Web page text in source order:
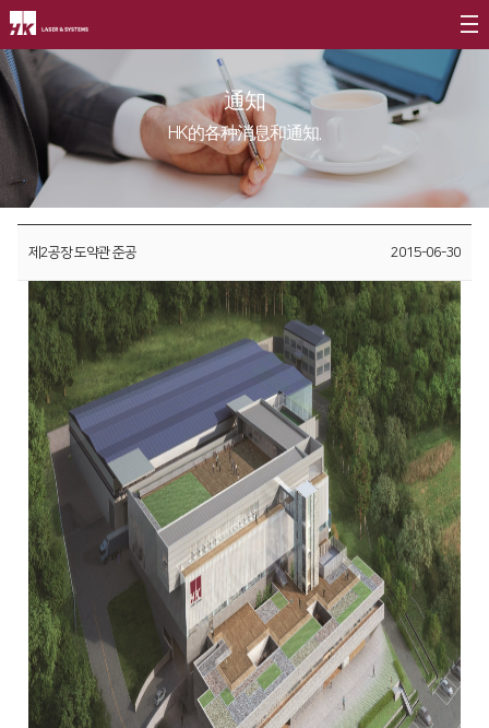
公司介绍
CEO
公司简介
公司沿革
CI介绍
价值经营∨
企业精神
核心价值
长远规划
分公司介绍∨
全球网络
国内分公司
海外办事处
产品介绍
光纤
FL3015 Fiber
PS Series Fiber
二氧化碳∨
FL3015 二氧化碳
PS series 二氧化碳
PL3015 二氧化碳
割管专用机
折弯机
去毛刺机
特殊用途
焊接机
混合加工机
客户支援
资源
社会贡献
社会贡献活动
活动评论
通知
HK的各种消息和通知.
제2공장 도약관 준공 2015-06-30